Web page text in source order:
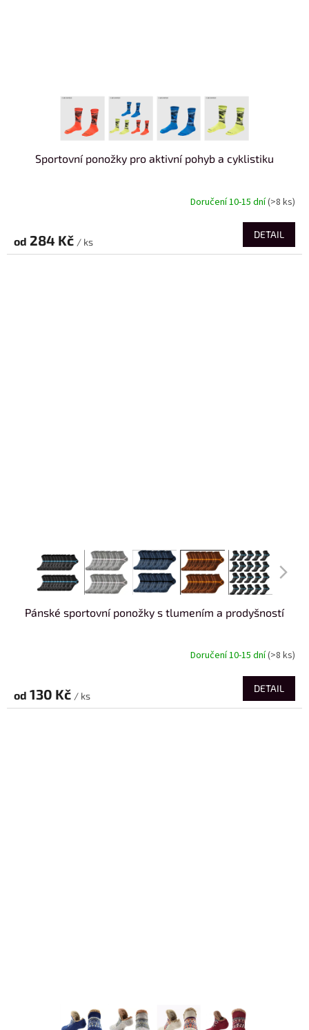
Sportovní ponožky pro aktivní pohyb a cyklistiku
Doručení 10-15 dní(>8 ks)
od 284 Kč / ks
DETAIL
Pánské sportovní ponožky s tlumením a prodyšností
Doručení 10-15 dní(>8 ks)
od 130 Kč / ks
DETAIL